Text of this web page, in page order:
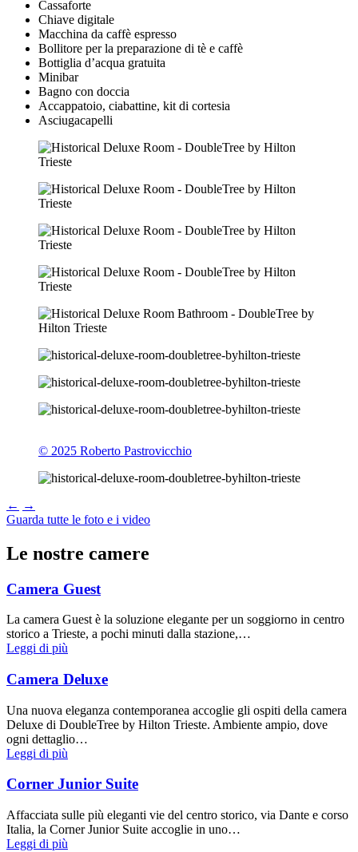
Cassaforte
Chiave digitale
Macchina da caffè espresso
Bollitore per la preparazione di tè e caffè
Bottiglia d’acqua gratuita
Minibar
Bagno con doccia
Accappatoio, ciabattine, kit di cortesia
Asciugacapelli
© 2025 Roberto Pastrovicchio
← →
Guarda tutte le foto e i video
Le nostre camere
Camera Guest
La camera Guest è la soluzione elegante per un soggiorno in centro
storico a Trieste, a pochi minuti dalla stazione,…
Leggi di più
Camera Deluxe
Una nuova eleganza contemporanea accoglie gli ospiti della camera
Deluxe di DoubleTree by Hilton Trieste. Ambiente ampio, dove
ogni dettaglio…
Leggi di più
Corner Junior Suite
Affacciata sulle più eleganti vie del centro storico, via Dante e corso
Italia, la Corner Junior Suite accoglie in uno…
Leggi di più